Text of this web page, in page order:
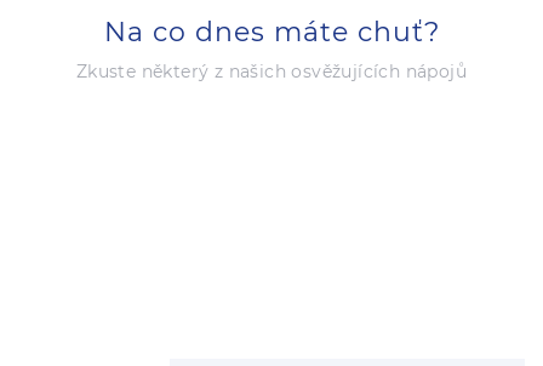
Na co dnes máte chuť?
Zkuste některý z našich osvěžujících nápojů